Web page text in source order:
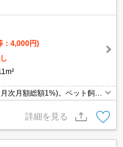
：4,000円)
次月額総額1%)。ペット飼育
詳細を見る